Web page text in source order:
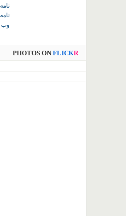
وب
PHOTOS ON FLICKR